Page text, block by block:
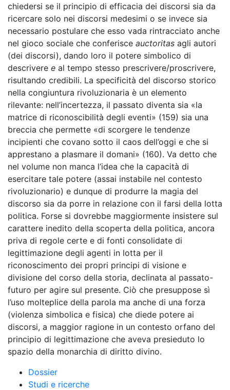
chiedersi se il principio di efficacia dei discorsi sia da
ricercare solo nei discorsi medesimi o se invece sia
necessario postulare che esso vada rintracciato anche
nel gioco sociale che conferisce auctoritas agli autori
(dei discorsi), dando loro il potere simbolico di
descrivere e al tempo stesso prescrivere/proscrivere,
risultando credibili. La specificità del discorso storico
nella congiuntura rivoluzionaria è un elemento
rilevante: nell’incertezza, il passato diventa sia «la
matrice di riconoscibilità degli eventi» (159) sia una
breccia che permette «di scorgere le tendenze
incipienti che covano sotto il caos dell’oggi e che si
apprestano a plasmare il domani» (160). Va detto che
nel volume non manca l’idea che la capacità di
esercitare tale potere (assai instabile nel contesto
rivoluzionario) e dunque di produrre la magia del
discorso sia da porre in relazione con il farsi della lotta
politica. Forse si dovrebbe maggiormente insistere sul
carattere inedito della scoperta della politica, ancora
priva di regole certe e di fonti consolidate di
legittimazione degli agenti in lotta per il
riconoscimento dei propri principi di visione e
divisione del corso della storia, declinata al passato-
futuro per agire sul presente. Ciò che presuppose sì
l’uso molteplice della parola ma anche di una forza
(violenza simbolica e fisica) che diede potere ai
discorsi, a maggior ragione in un contesto orfano del
principio di legittimazione che aveva presieduto lo
spazio della monarchia di diritto divino.
Dossier
Studi e ricerche